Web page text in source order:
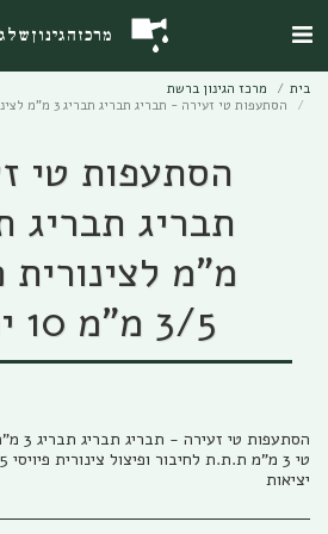
מרכז הגינון של
בית
מרכז הגינון ברשת
הסתעפות טי זעירה - תבריג תבריג תבריג 3 מ"מ לצינורית פי וי סי 3/5 מ"מ 10 יחידות
הסתעפות טי
מ"מ לצינורית
3/5 מ"מ 10 יחידות
יציאות